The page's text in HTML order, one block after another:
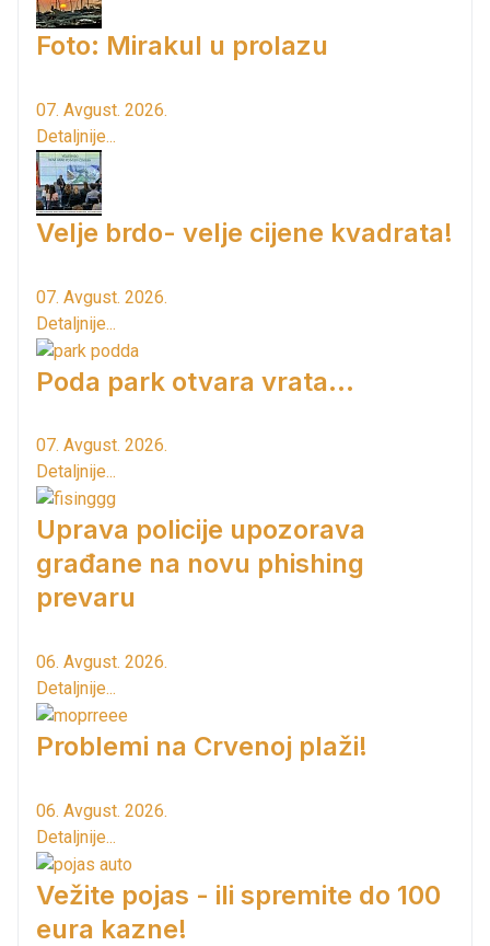
Foto: Mirakul u prolazu
07. Avgust. 2026.
Detaljnije...
Velje brdo- velje cijene kvadrata!
07. Avgust. 2026.
Detaljnije...
Poda park otvara vrata...
07. Avgust. 2026.
Detaljnije...
Uprava policije upozorava
građane na novu phishing
prevaru
06. Avgust. 2026.
Detaljnije...
Problemi na Crvenoj plaži!
06. Avgust. 2026.
Detaljnije...
Vežite pojas - ili spremite do 100
eura kazne!